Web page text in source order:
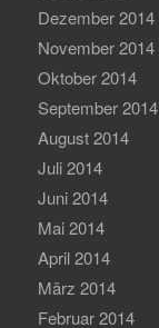
Dezember 2014
November 2014
Oktober 2014
September 2014
August 2014
Juli 2014
Juni 2014
Mai 2014
April 2014
März 2014
Februar 2014